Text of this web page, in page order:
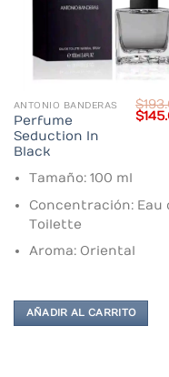
ANTONIO BANDERAS
Perfume
Seduction In
Black
$
$
Tamaño: 100 ml
Concentración: Eau
Toilette
Aroma: Oriental
AÑADIR AL CARRITO